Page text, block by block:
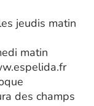
jeudis matin
matin
des champs